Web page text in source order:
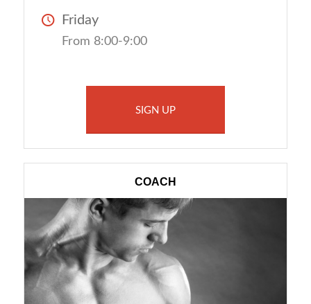
Friday
From 8:00-9:00
SIGN UP
COACH